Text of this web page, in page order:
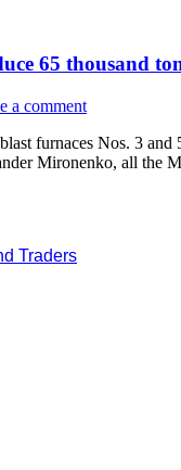
65 thousand
a comment
furnaces Nos. 3
Mironenko, all the
Traders